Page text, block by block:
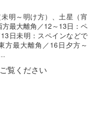
明～明け方）、土星（宵
最大離角／12～13日：ペ
日未明：スペインなどで
方最大離角／16日夕方～
覧ください